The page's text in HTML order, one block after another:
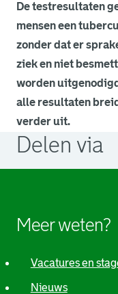
De testresultaten
mensen een
zonder dat er
ziek en niet
worden
alle resultaten
verder uit.
Delen via
Meer weten?
Vacatures en
Nieuws